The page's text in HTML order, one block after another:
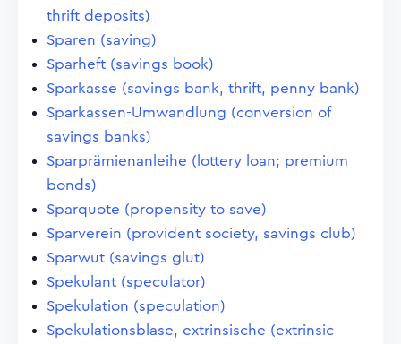
thrift deposits)
Sparen (saving)
Sparheft (savings book)
Sparkasse (savings bank, thrift, penny bank)
Sparkassen-Umwandlung (conversion of
savings banks)
Sparprämienanleihe (lottery loan; premium
bonds)
Sparquote (propensity to save)
Sparverein (provident society, savings club)
Sparwut (savings glut)
Spekulant (speculator)
Spekulation (speculation)
Spekulationsblase, extrinsische (extrinsic